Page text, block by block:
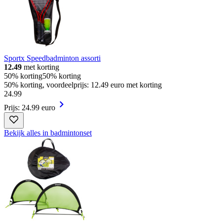
Sportx Speedbadminton assorti
12.49 met korting
50% korting50% korting
50% korting, voordeelprijs: 12.49 euro met korting
24.99
Prijs: 24.99 euro
Bekijk alles in badmintonset